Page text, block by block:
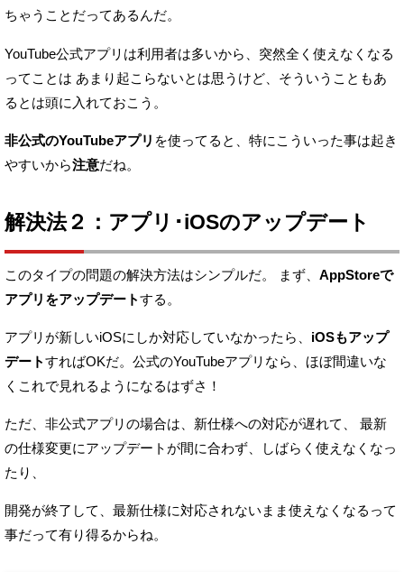
ちゃうことだってあるんだ。
YouTube公式アプリは利用者は多いから、突然全く使えなくなる
ってことは あまり起こらないとは思うけど、そういうこともあ
るとは頭に入れておこう。
非公式のYouTubeアプリ を使ってると、特にこういった事は起き
やすいから注意だね。
解決法２：アプリ･iOSのアップデート
このタイプの問題の解決方法はシンプルだ。 まず、 AppStoreで
アプリをアップデートする。
アプリが新しいiOSにしか対応していなかったら、 iOSもアップ
デートすればOKだ。 公式のYouTubeアプリなら、ほぼ間違いな
くこれで見れるようになるはずさ！
ただ、非公式アプリの場合は、新仕様への対応が遅れて、
最新
の仕様変更にアップデートが間に合わず、しばらく使えなくなっ
たり、
開発が終了して、最新仕様に対応されないまま使えなくなるって
事だって有り得るからね。